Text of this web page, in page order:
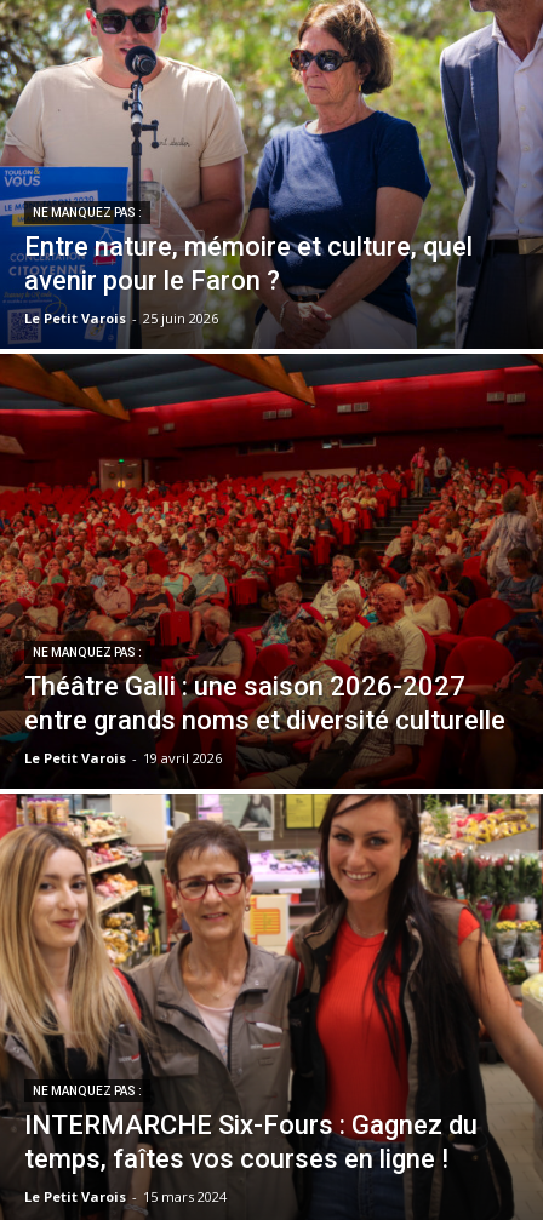
NE MANQUEZ PAS :
Entre nature, mémoire et culture, quel
avenir pour le Faron ?
Le Petit Varois - 25 juin 2026
NE MANQUEZ PAS :
Théâtre Galli : une saison 2026-2027
entre grands noms et diversité culturelle
Le Petit Varois - 19 avril 2026
NE MANQUEZ PAS :
INTERMARCHE Six-Fours : Gagnez du
temps, faîtes vos courses en ligne !
Le Petit Varois - 15 mars 2024